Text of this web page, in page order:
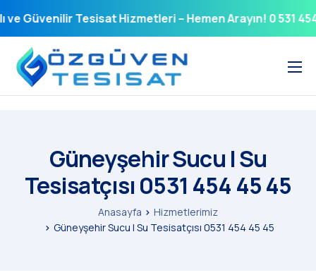
Anasayfa
Hizmet Bölgelerimiz
Hizmetlerimiz
Güvenilir Tesisat Hizmetleri – Hemen Arayın! 0 531 454
Güneyşehir Sucu | Su
Tesisatçısı 0531 454 45 45
Anasayfa
Hizmetlerimiz
Güneyşehir Sucu | Su Tesisatçısı 0531 454 45 45